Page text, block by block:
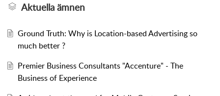
Aktuella ämnen
Ground Truth: Why is Location-based Advertising so
much better ?
Premier Business Consultants "Accenture" - The
Business of Experience